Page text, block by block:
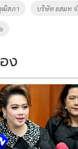
ฒิสภา บริษัท อสมท
ง